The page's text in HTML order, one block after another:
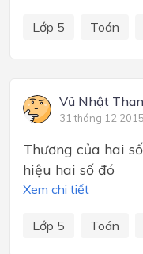
Lớp 5 Toán
Vũ Nhật
31 tháng 12
Thương của hai
hiệu hai số đó
Xem chi tiết
Lớp 5 Toán